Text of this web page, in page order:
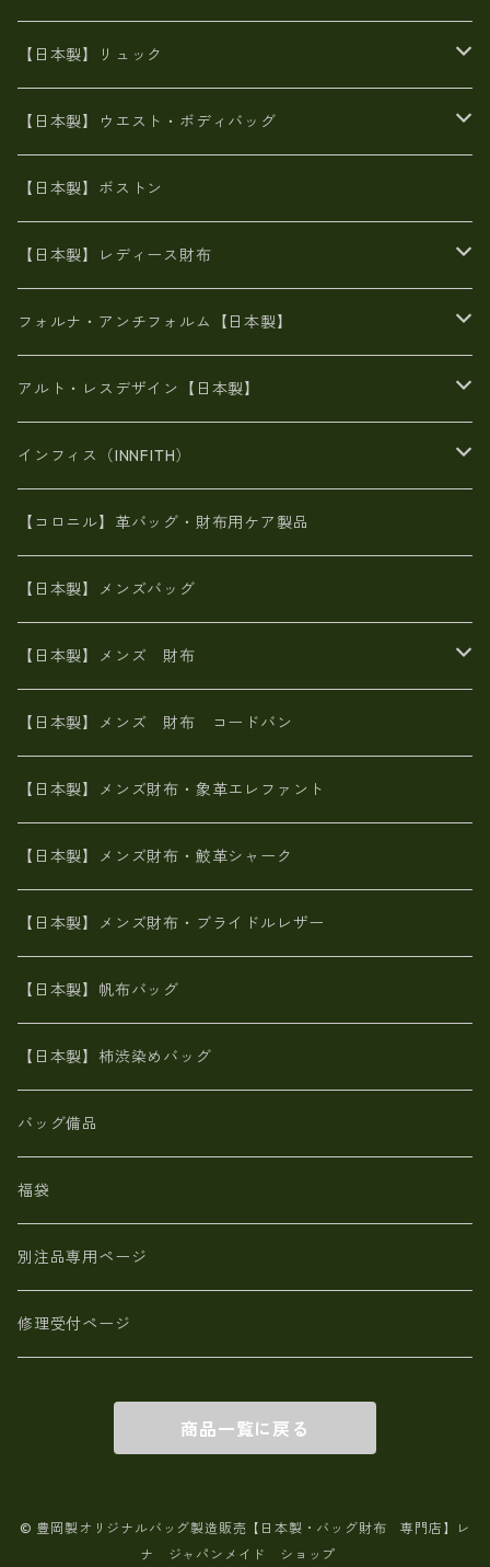
牛革製品リュック
8号帆布
豊岡製
ヌメ革バッグ
Ａ3サイズ
オイルレザー
エナメル
がま口
リネン
メタリック
スエード
漂流ロープバッグ
6号蝋引き帆布
火山灰染めバッグ
8号帆布
財布ポシェット
牛革
メタリック
オイルレザー
６号蝋引き帆布
豊岡製品
エナメルクロコ
がま口
斜め掛け
【日本製】リュック
帆布
豊岡
豊岡製
牛革
日本製
【日本製】ウエスト・ボディバッグ
帆布
【日本製】ボストン
【日本製】レディース財布
二つ折り財布
がま口財布
スペインレザー
メタリック
長財布
スペインレザー
佐賀牛革
革友禅染め
ポーテッド
L字ファスナー財布
スペインレザー
革友禅染め
メタリック
ポーチ
ヌメ革
革友禅染め
財布ショルダー
ヌメ革
がま口財布
革友禅染め
山羊革
火山灰染め
名刺入れ・キーケース、他
フォルナ・アンチフォルム【日本製】
BAG
財布・小物
アルト・レスデザイン【日本製】
BAG
財布・小物
インフィス（INNFITH）
BAG
財布・小物
【コロニル】革バッグ・財布用ケア製品
【日本製】メンズバッグ
【日本製】メンズ 財布
象革エレファント【日本製】メンズ 財布
鮫革シャーク【日本製】メンズ 財布
ブライドルレザー【日本製】メンズ 財布
MAISON de HIROAN 【日本製】メンズ 財布
栃木レザー 【日本製】メンズ 財布
革小物・財布【日本製】メンズ レディース
【日本製】メンズ 財布 アザラシ革(シールスキン)
【日本製】メンズ 財布 コードバン
【日本製】メンズ財布・象革エレファント
【日本製】メンズ財布・鮫革シャーク
【日本製】メンズ財布・ブライドルレザー
【日本製】帆布バッグ
【日本製】柿渋染めバッグ
バッグ備品
福袋
別注品専用ページ
修理受付ページ
商品一覧に戻る
© 豊岡製オリジナルバッグ製造販売【日本製・バッグ財布 専門店】レ
ナ ジャパンメイド ショップ